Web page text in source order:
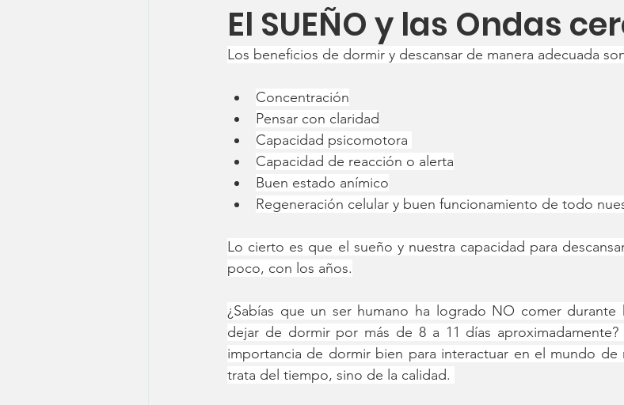
El SUEÑO y las Ondas
Los beneficios de dormir y descansar de manera adecuada
Concentración
Pensar con claridad
Capacidad psicomotora
Capacidad de reacción o alerta
Buen estado anímico
Regeneración celular y buen funcionamiento de todo
Lo cierto es que el sueño y nuestra capacidad para
poco, con los años.
¿Sabías que un ser humano ha logrado NO comer
dejar de dormir por más de 8 a 11 días
importancia de dormir bien para interactuar en el mundo de
trata del tiempo, sino de la calidad.